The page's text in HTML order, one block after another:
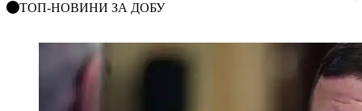
ТОП-НОВИНИ ЗА ДОБУ